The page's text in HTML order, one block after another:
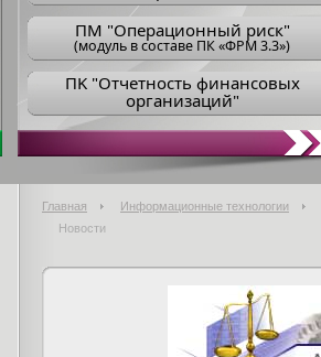
ПM "Операционный риск"
(модуль в составе ПК «ФРМ 3.3»)
ПK "Отчетность финансовых
организаций"
Главная Информационные технологии
Новости